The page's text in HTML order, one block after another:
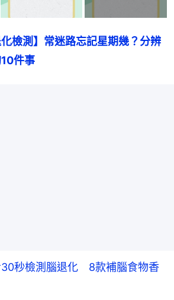
化檢測】常迷路忘記星期幾？分辨
件事
30秒檢測腦退化 8款補腦食物香